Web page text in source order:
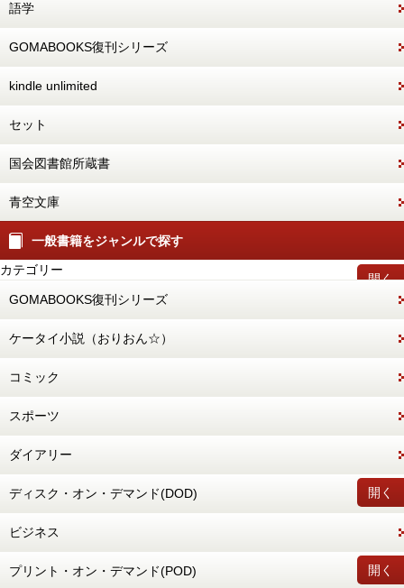
語学
GOMABOOKS復刊シリーズ
kindle unlimited
セット
国会図書館所蔵書
青空文庫
一般書籍をジャンルで探す
開く
カテゴリー
GOMABOOKS復刊シリーズ
ケータイ小説（おりおん☆）
コミック
スポーツ
ダイアリー
開く
ディスク・オン・デマンド(DOD)
ビジネス
開く
プリント・オン・デマンド(POD)